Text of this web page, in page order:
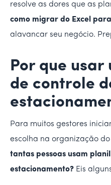
resolve as dores que as
como migrar do Excel
alavancar seu negócio.
Por que
de controle
Para muitos gestores
escolha na organização
tantas pessoas usam
estacionamento? Eis